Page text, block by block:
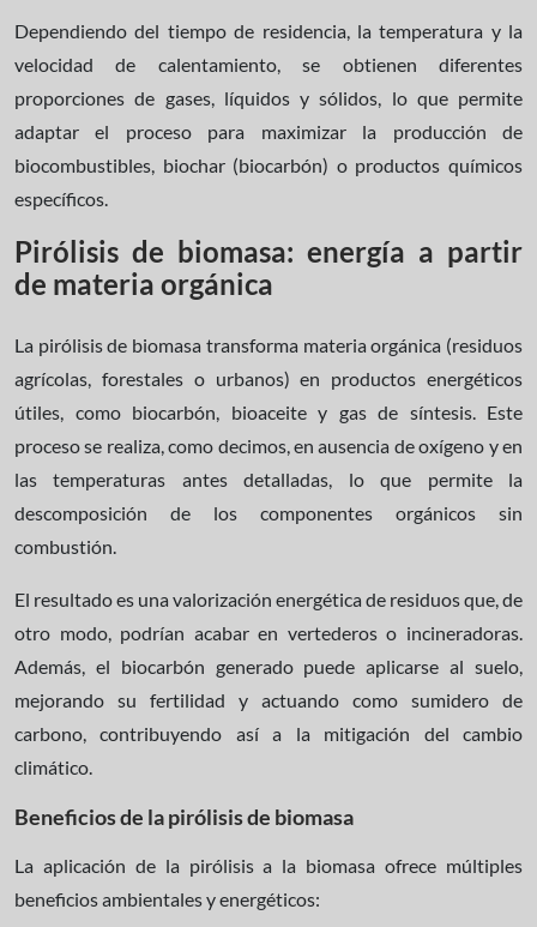
Dependiendo del tiempo de residencia, la temperatura y la
velocidad de calentamiento, se obtienen diferentes
proporciones de gases, líquidos y sólidos, lo que permite
adaptar el proceso para maximizar la producción de
biocombustibles, biochar (biocarbón) o productos químicos
específicos.
Pirólisis de biomasa: energía a partir
de materia orgánica
La pirólisis de biomasa transforma materia orgánica (residuos
agrícolas, forestales o urbanos) en productos energéticos
útiles, como biocarbón, bioaceite y gas de síntesis. Este
proceso se realiza, como decimos, en ausencia de oxígeno y en
las temperaturas antes detalladas, lo que permite la
descomposición de los componentes orgánicos sin
combustión.
El resultado es una valorización energética de residuos que, de
otro modo, podrían acabar en vertederos o incineradoras.
Además, el biocarbón generado puede aplicarse al suelo,
mejorando su fertilidad y actuando como sumidero de
carbono, contribuyendo así a la mitigación del cambio
climático.
Beneficios de la pirólisis de biomasa
La aplicación de la pirólisis a la biomasa ofrece múltiples
beneficios ambientales y energéticos: